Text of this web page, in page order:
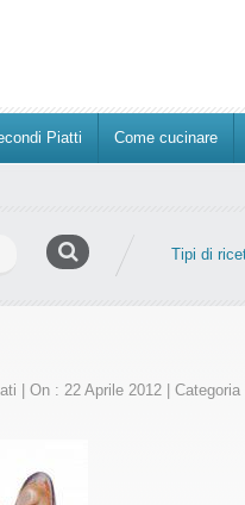
Piatti Come cucinare
Tipi di
suOn : 22 Aprile 2012 Categoria